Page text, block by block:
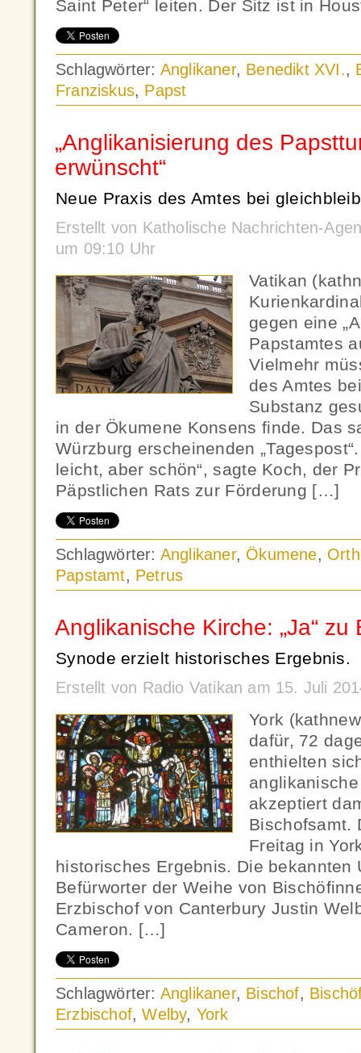
Saint Peter“ leiten. Der Sitz ist in
Schlagwörter: Anglikaner, Benedikt XVI.,
Franziskus, Papst
„Anglikanisierung des
erwünscht“
Neue Praxis des Amtes bei
Erstellt von Katholische Nachrichten-
um 09:10 Uhr
Vatikan
gegen eine
Papstamtes
Vielmehr
des Amtes
Substanz
in der Ökumene Konsens finde. Das
Würzburg erscheinenden
leicht, aber schön“, sagte Koch, der
Päpstlichen Rats zur Förderung […]
Schlagwörter: Anglikaner, Ökumene,
Papstamt, Petrus
Anglikanische Kirche: „Ja“ zu
Synode erzielt historisches Ergebnis.
Erstellt von Radio Vatikan am 15. Juli
York
dafür, 72
enthielten
anglikanische
akzeptiert
Bischofsamt.
Freitag in
historisches Ergebnis. Die bekannten
Befürworter der Weihe von
Erzbischof von Canterbury Justin
Cameron. […]
Schlagwörter: Anglikaner, Bischof,
Erzbischof,Welby, York